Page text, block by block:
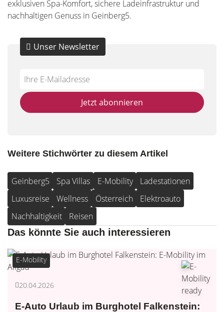
exklusiven Spa-Komfort, sichere Ladeinfrastruktur und
nachhaltigen Genuss in Geinberg5.
not
fill
this
Unser Newsletter
*Ihre
Mailadresse:
Jetzt abonnieren
Weitere Stichwörter zu diesem Artikel
Geinberg5 Spa Villas E-Mobility
Ladestationen
Luxusreise
Wellness Österreich
Elektroauto
Nachhaltigkeit
Reisen
Das könnte Sie auch interessieren
E-Mobility
20.04.2026
E-Auto Urlaub im Burghotel Falkenstein: